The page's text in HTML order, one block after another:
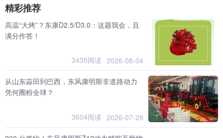
精彩推荐
高温“大烤”？东康D2.5/D3.0：这题我会，且
满分作答！
3435阅读 2026-08-04
从山东蒜田到巴西，东风康明斯非道路动力
凭何圈粉全球？
3604阅读 2026-07-28